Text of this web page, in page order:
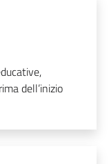
dell’inizio